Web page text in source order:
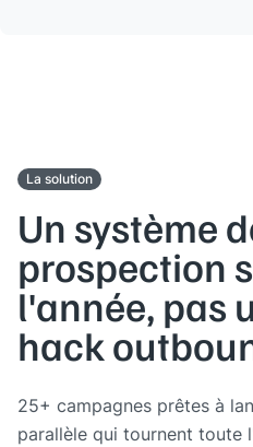
La solution
Un système
prospection
l'année, pas
hack
25+ campagnes prêtes à
parallèle qui tournent toute